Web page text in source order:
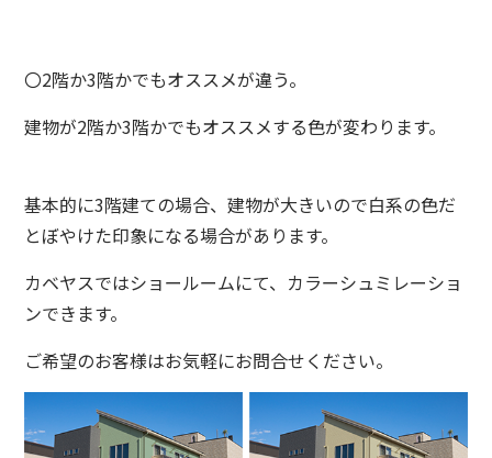
〇2階か3階かでもオススメが違う。
建物が2階か3階かでもオススメする色が変わります。
基本的に3階建ての場合、建物が大きいので白系の色だ
とぼやけた印象になる場合があります。
カベヤスではショールームにて、カラーシュミレーショ
ンできます。
ご希望のお客様はお気軽にお問合せください。